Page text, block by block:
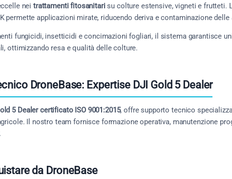
nei trattamenti fitosanitarisu colture estensive, vigneti e frutteti.
permette applicazioni mirate, riducendo deriva e contaminazione
fungicidi, insetticidi e concimazioni fogliari, il sistema garantisce
ottimizzando resa e qualità delle colture.
DroneBase: Expertise DJI Gold 5 Dealer
5 Dealer certificato ISO 9001:2015, offre supporto tecnico
Il nostro team fornisce formazione operativa, manutenzione
da DroneBase